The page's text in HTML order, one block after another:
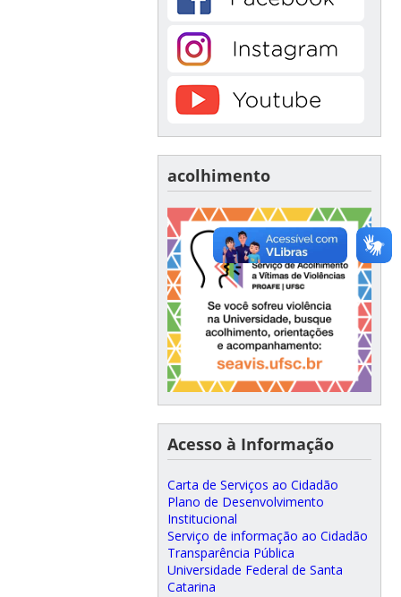
acolhimento
Acesso à Informação
Carta de Serviços ao Cidadão
Plano de Desenvolvimento
Institucional
Serviço de informação ao Cidadão
Transparência Pública
Universidade Federal de Santa
Catarina